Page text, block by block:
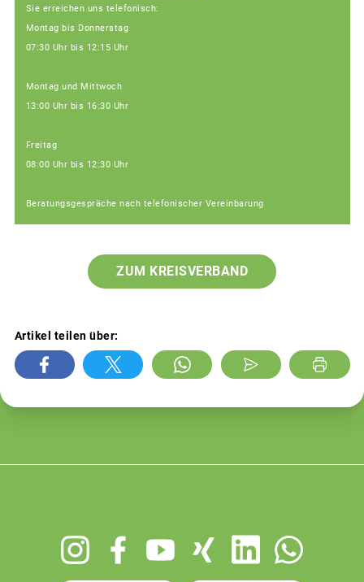
Sie erreichen uns telefonisch:
Montag bis Donnerstag
07:30 Uhr bis 12:15 Uhr
Montag und Mittwoch
13:00 Uhr bis 16:30 Uhr
Freitag
08:00 Uhr bis 12:30 Uhr
Beratungsgespräche nach telefonischer Vereinbarung
ZUM KREISVERBAND
Artikel teilen über: